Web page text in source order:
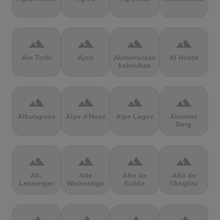
terrain
Ain Torki
terrain
Ajon
terrain
Akmenuotas
kalniukas
terrain
Al Hoota
terrain
Albulapass
terrain
Alpe d'Huez
terrain
Alpe Laguz
terrain
Alsumer
Berg
terrain
Alt-
Lenninger
terrain
Alte
Weinsteige
terrain
Alto de
Eslida
terrain
Alto de
l'Angliru